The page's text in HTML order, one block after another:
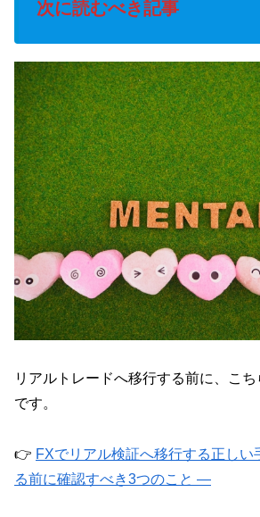
次に読むべき記事
リアルトレードへ移行する前に、こ
です。
👉 FXでリアル検証へ移行する正し
る前に確認すべき3つのこと ―